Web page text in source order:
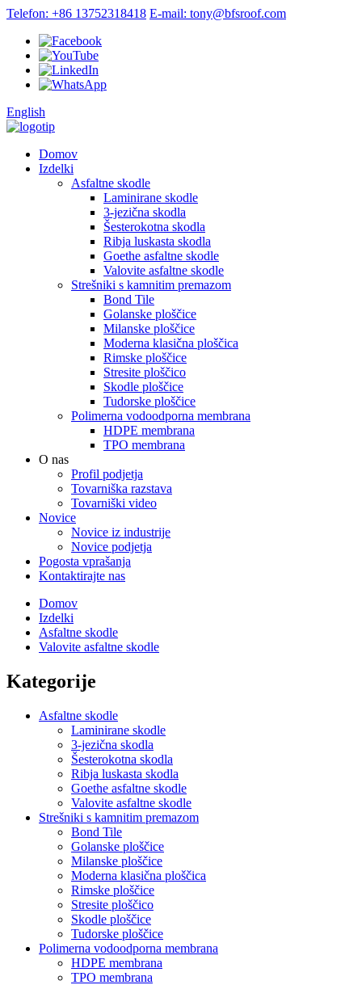
Telefon: +86 13752318418 E-mail: tony@bfsroof.com
English
Domov
Izdelki
Asfaltne skodle
Laminirane skodle
3-jezična skodla
Šesterokotna skodla
Ribja luskasta skodla
Goethe asfaltne skodle
Valovite asfaltne skodle
Strešniki s kamnitim premazom
Bond Tile
Golanske ploščice
Milanske ploščice
Moderna klasična ploščica
Rimske ploščice
Stresite ploščico
Skodle ploščice
Tudorske ploščice
Polimerna vodoodporna membrana
HDPE membrana
TPO membrana
O nas
Profil podjetja
Tovarniška razstava
Tovarniški video
Novice
Novice iz industrije
Novice podjetja
Pogosta vprašanja
Kontaktirajte nas
Domov
Izdelki
Asfaltne skodle
Valovite asfaltne skodle
Kategorije
Asfaltne skodle
Laminirane skodle
3-jezična skodla
Šesterokotna skodla
Ribja luskasta skodla
Goethe asfaltne skodle
Valovite asfaltne skodle
Strešniki s kamnitim premazom
Bond Tile
Golanske ploščice
Milanske ploščice
Moderna klasična ploščica
Rimske ploščice
Stresite ploščico
Skodle ploščice
Tudorske ploščice
Polimerna vodoodporna membrana
HDPE membrana
TPO membrana